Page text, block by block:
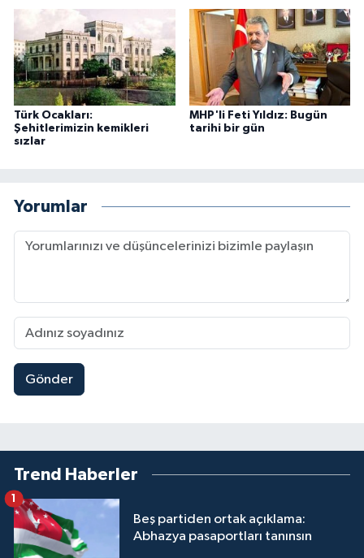
Türk Ocakları:
Şehitlerimizin kemikleri
sızlar
MHP'li Feti Yıldız: Bugün
tarihi bir gün
Yorumlar
Gönder
Trend Haberler
Beş partiden ortak açıklama:
Abhazya pasaportları tanınsın
1